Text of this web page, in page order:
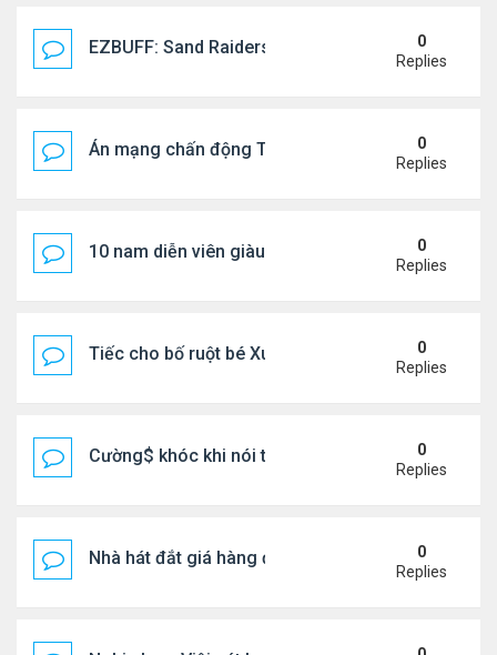
EZBUFF: Sand Raiders of Sophie Farming
0
Replies
Án mạng chấn động Thái lan: hai chị em người
0
Replies
10 nam diễn viên giàu nhất Trung Quốc 2026
0
Replies
Tiếc cho bố ruột bé Xuân Mai ở Mỹ
0
Replies
Cường$ khóc khi nói thật về hôn nhân
0
Replies
Nhà hát đắt giá hàng đầu tg ở VN
0
Replies